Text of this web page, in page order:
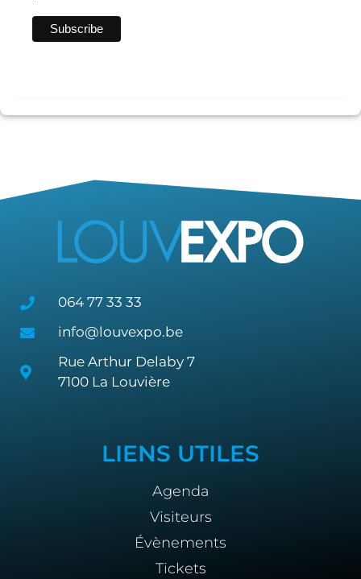
064 77 33 33
info@louvexpo.be
Rue Arthur Delaby 7
7100 La Louvière
LIENS UTILES
Agenda
Visiteurs
Évènements
Tickets